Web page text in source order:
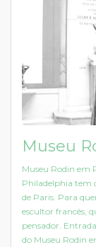
Museu
Museu Rodin em
Philadelphia tem
de Paris. Para
escultor francês,
pensador.
do Museu Rodin